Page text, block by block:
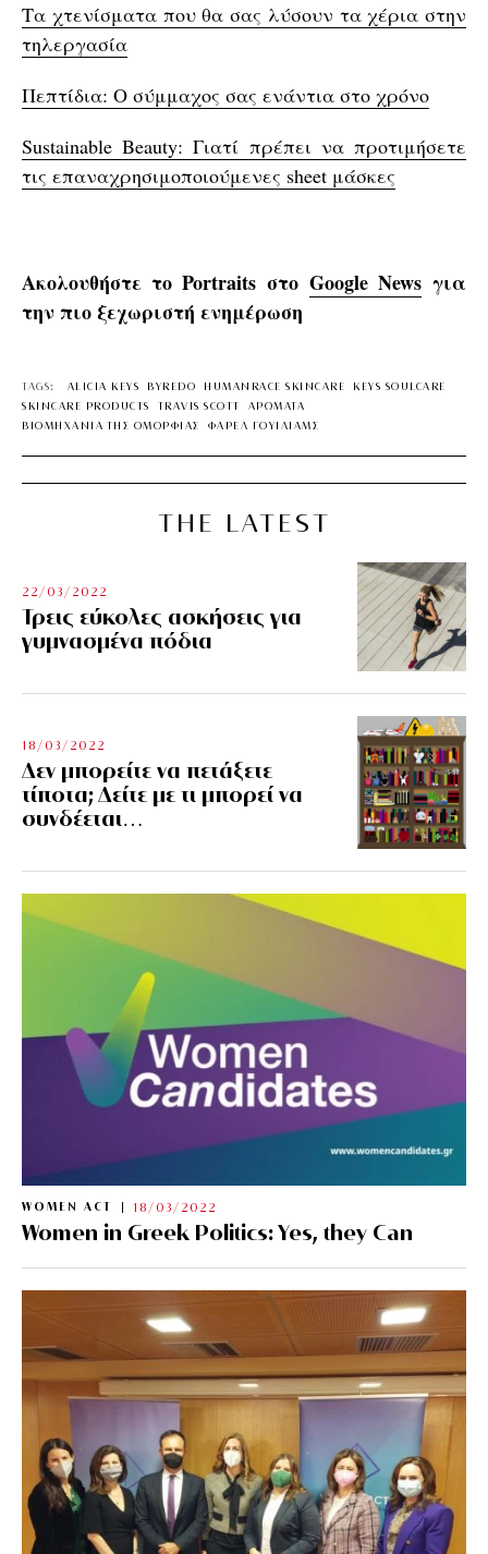
Τα χτενίσματα που θα σας λύσουν τα χέρια στην
τηλεργασία
Πεπτίδια: Ο σύμμαχος σας ενάντια στο χρόνο
Sustainable Beauty: Γιατί πρέπει να προτιμήσετε
τις επαναχρησιμοποιούμενες sheet μάσκες
Ακολουθήστε το Portraits στο Google Newsγια
την πιο ξεχωριστή ενημέρωση
TAGS: ALICIA KEYS BYREDO HUMANRACE SKINCARE
KEYS SOULCARE
SKINCARE PRODUCTS
TRAVIS SCOTT
ΑΡΩΜΑΤΑ
ΒΙΟΜΗΧΑΝΙΑ ΤΗΣ ΟΜΟΡΦΙΑΣ
ΦΑΡΕΛ ΓΟΥΙΛΙΑΜΣ
THE LATEST
22/03/2022
Τρεις εύκολες ασκήσεις για
γυμνασμένα πόδια
18/03/2022
Δεν μπορείτε να πετάξετε
τίποτα; Δείτε με τι μπορεί να
συνδέεται…
WOMEN ACT 18/03/2022
Women in Greek Politics: Yes, they Can